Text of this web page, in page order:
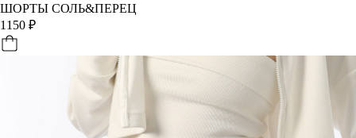
ШОРТЫ СОЛЬ&ПЕРЕЦ
1150 ₽